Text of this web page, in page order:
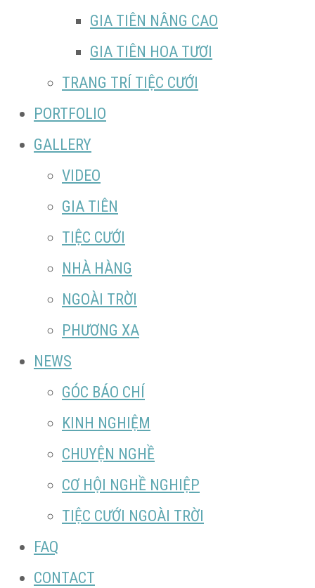
GIA TIÊN NÂNG CAO
GIA TIÊN HOA TƯƠI
TRANG TRÍ TIỆC CƯỚI
PORTFOLIO
GALLERY
VIDEO
GIA TIÊN
TIỆC CƯỚI
NHÀ HÀNG
NGOÀI TRỜI
PHƯƠNG XA
NEWS
GÓC BÁO CHÍ
KINH NGHIỆM
CHUYỆN NGHỀ
CƠ HỘI NGHỀ NGHIỆP
TIỆC CƯỚI NGOÀI TRỜI
FAQ
CONTACT